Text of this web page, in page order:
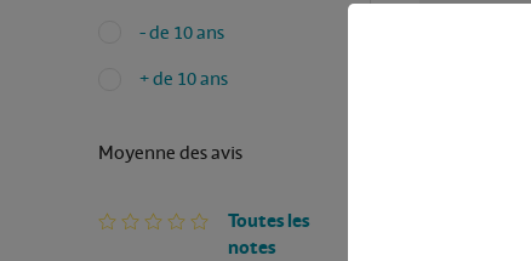
- de 10 ans
+ de 10 ans
Moyenne des avis
Toutes les
notes